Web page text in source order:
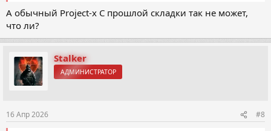
А обычный Project-x С прошлой складки так не может,
что ли?
Stalker
АДМИНИСТРАТОР
16 Апр 2026 #8